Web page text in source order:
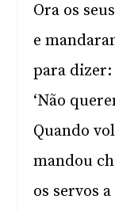
Ora os
e
para dizer:
‘Não
Quando
mandou
os servos